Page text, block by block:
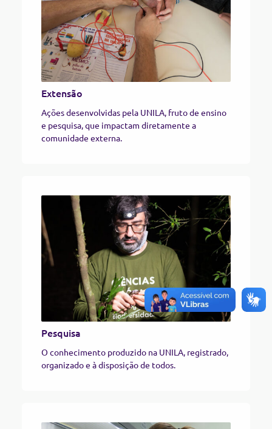
Extensão
Ações desenvolvidas pela UNILA, fruto de ensino
e pesquisa, que impactam diretamente a
comunidade externa.
Pesquisa​
O conhecimento produzido na UNILA, registrado,
organizado e à disposição de todos.